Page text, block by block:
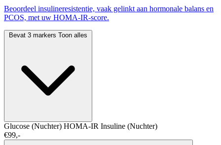
Beoordeel insulineresistentie, vaak gelinkt aan hormonale balans en
PCOS, met uw HOMA-IR-score.
Bevat 3 markers Toon alles
Glucose (Nuchter) HOMA-IR Insuline (Nuchter)
€99,-